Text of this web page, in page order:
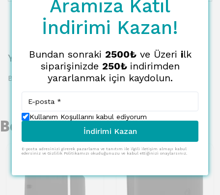
Yorumlar
Bu ürün için henüz yorum yapılmamış.
Benzer Ürünler
Aramıza Katıl
İndirimi Kazan!
Bundan sonraki 2500₺ve Üzeri ilk
siparişinizde 250₺ indirimden
yararlanmak için kaydolun.
Kullanım Koşullarını kabul ediyorum
İndirimi Kazan
E-posta adresinizi girerek pazarlama ve tanıtım ile ilgili iletişim almayı kabul
edersiniz ve Gizlilik Politikamızı okuduğunuzu ve kabul ettiğinizi onaylarsınız.